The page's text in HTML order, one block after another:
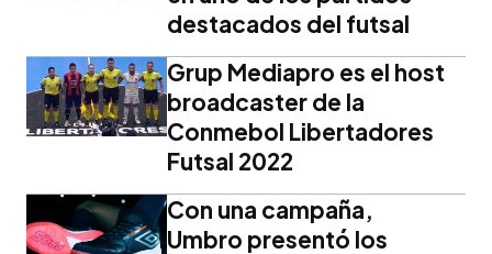
destacados del futsal
Grup Mediapro es el host
broadcaster de la
Conmebol Libertadores
Futsal 2022
Con una campaña,
Umbro presentó los